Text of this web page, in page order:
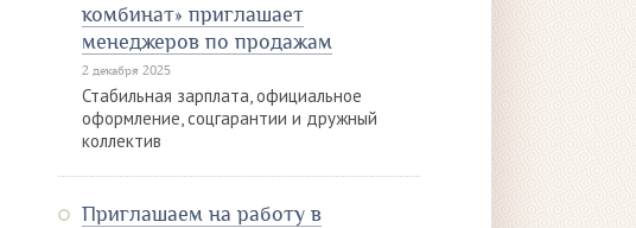
комбинат» приглашает
менеджеров по продажам
2 декабря 2025
Стабильная зарплата, официальное
оформление, соцгарантии и дружный
коллектив
Приглашаем на работу в